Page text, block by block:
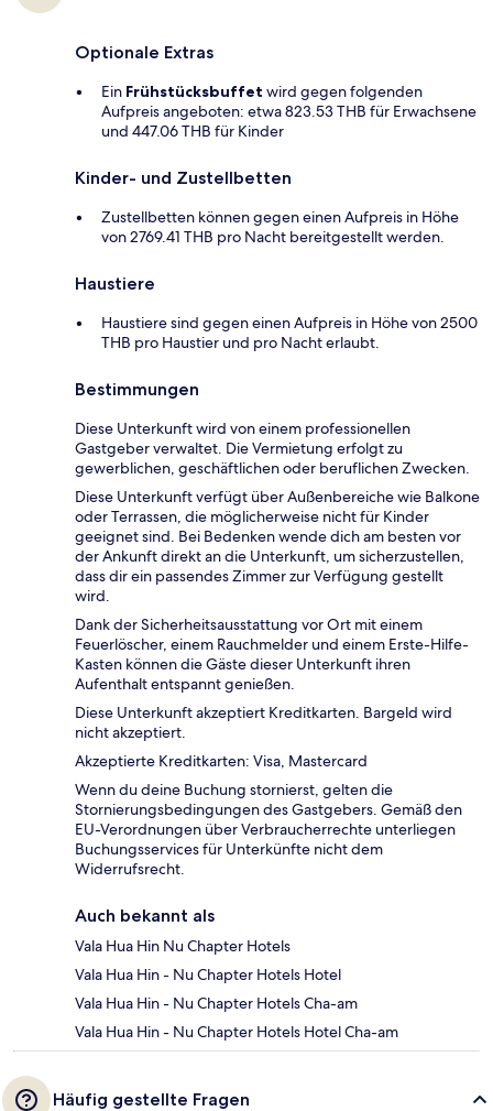
Optionale Extras
Ein Frühstücksbuffet wird gegen folgenden
Aufpreis angeboten: etwa 823.53 THB für Erwachsene
und 447.06 THB für Kinder
Kinder- und Zustellbetten
Zustellbetten können gegen einen Aufpreis in Höhe
von 2769.41 THB pro Nacht bereitgestellt werden.
Haustiere
Haustiere sind gegen einen Aufpreis in Höhe von 2500
THB pro Haustier und pro Nacht erlaubt.
Bestimmungen
Diese Unterkunft wird von einem professionellen
Gastgeber verwaltet. Die Vermietung erfolgt zu
gewerblichen, geschäftlichen oder beruflichen Zwecken.
Diese Unterkunft verfügt über Außenbereiche wie Balkone
oder Terrassen, die möglicherweise nicht für Kinder
geeignet sind. Bei Bedenken wende dich am besten vor
der Ankunft direkt an die Unterkunft, um sicherzustellen,
dass dir ein passendes Zimmer zur Verfügung gestellt
wird.
Dank der Sicherheitsausstattung vor Ort mit einem
Feuerlöscher, einem Rauchmelder und einem Erste-Hilfe-
Kasten können die Gäste dieser Unterkunft ihren
Aufenthalt entspannt genießen.
Diese Unterkunft akzeptiert Kreditkarten. Bargeld wird
nicht akzeptiert.
Akzeptierte Kreditkarten: Visa, Mastercard
Wenn du deine Buchung stornierst, gelten die
Stornierungsbedingungen des Gastgebers. Gemäß den
EU-Verordnungen über Verbraucherrechte unterliegen
Buchungsservices für Unterkünfte nicht dem
Widerrufsrecht.
Auch bekannt als
Vala Hua Hin Nu Chapter Hotels
Vala Hua Hin - Nu Chapter Hotels Hotel
Vala Hua Hin - Nu Chapter Hotels Cha-am
Vala Hua Hin - Nu Chapter Hotels Hotel Cha-am
Häufig gestellte Fragen